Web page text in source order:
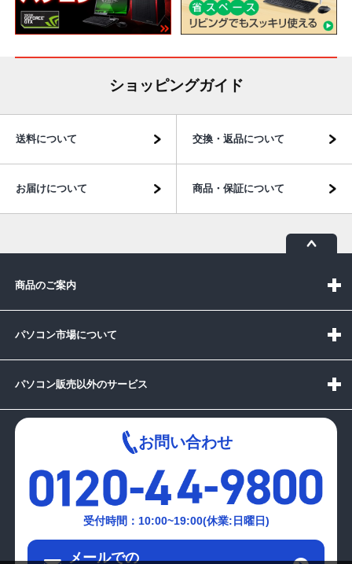
ショッピングガイド
送料について 交換・返品について
お届けについて 商品・保証について
商品のご案内
パソコン市場について
パソコン販売以外のサービス
お問い合わせ
受付時間：10:00~19:00(休業:日曜日)
メールでの